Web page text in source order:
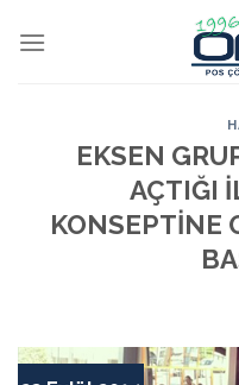
EKSEN
AÇTIĞI
KONSEPTİNE